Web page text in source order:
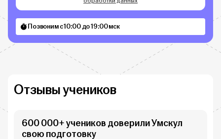
Позвоним с 10:00 до 19:00 мск
Отзывы учеников
600 000+ учеников доверили Умскул
свою подготовку